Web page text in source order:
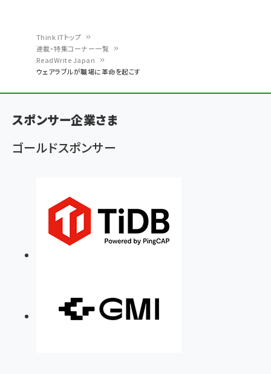
く
ず
Think ITトップ
連載・特集コーナー一覧
ReadWrite Japan
ウェアラブルが職場に革命を起こす
スポンサー企業さま
ゴールドスポンサー